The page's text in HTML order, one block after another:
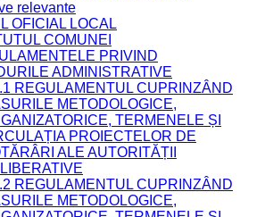
relevante
OFICIAL LOCAL
COMUNEI
PRIVIND
ADMINISTRATIVE
REGULAMENTUL CUPRINZÂND
METODOLOGICE,
TERMENELE ȘI
PROIECTELOR DE
ALE AUTORITĂȚII
REGULAMENTUL CUPRINZÂND
METODOLOGICE,